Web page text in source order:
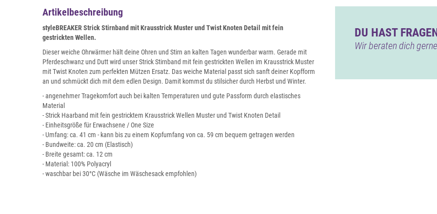
Artikelbeschreibung
styleBREAKER Strick Stirnband mit Krausstrick Muster und Twist Knoten Detail mit fein
gestrickten Wellen.
Dieser weiche Ohrwärmer hält deine Ohren und Stirn an kalten Tagen wunderbar warm. Gerade mit
Pferdeschwanz und Dutt wird unser Strick Stirnband mit fein gestrickten Wellen im Krausstrick Muster
mit Twist Knoten zum perfekten Mützen Ersatz. Das weiche Material passt sich sanft deiner Kopfform
an und schmückt dich mit dem edlen Design. Damit kommst du stilsicher durch Herbst und Winter.
- angenehmer Tragekomfort auch bei kalten Temperaturen und gute Passform durch elastisches
Material
- Strick Haarband mit fein gestricktem Krausstrick Wellen Muster und Twist Knoten Detail
- Einheitsgröße für Erwachsene / One Size
- Umfang: ca. 41 cm - kann bis zu einem Kopfumfang von ca. 59 cm bequem getragen werden
- Bundweite: ca. 20 cm (Elastisch)
- Breite gesamt: ca. 12 cm
- Material: 100% Polyacryl
- waschbar bei 30°C (Wäsche im Wäschesack empfohlen)
DU HAST
Wir beraten dich